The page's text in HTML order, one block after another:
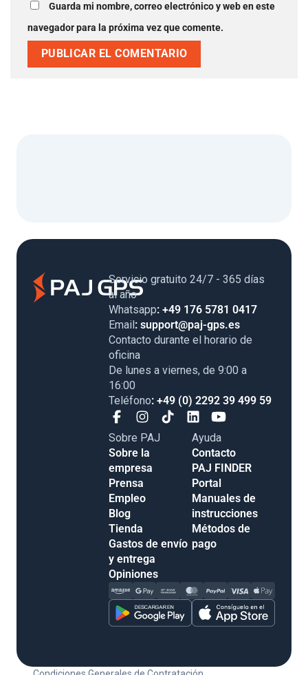
Guarda mi nombre, correo electrónico y web en este
navegador para la próxima vez que comente.
Servicio gratuito 24/7 - 365 días
al año
Whatsapp: +49 176 5781 0417
Email: support@paj-gps.es
Contacto durante el horario de
oficina
De lunes a viernes, de 9:00 a
16:00
Teléfono: +49 (0) 2292 39 499 59
Sobre PAJ
Sobre la
empresa
Prensa
Empleo
Blog
Tienda
Gastos de envío
y entrega
Opiniones
Ayuda
Contacto
PAJ FINDER
Portal
Manuales de
instrucciones
Métodos de
pago